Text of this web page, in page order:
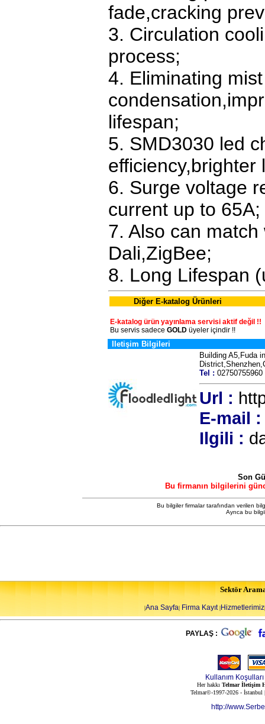
fade,cracking
3. Circulation
process;
4. Eliminating
lifespan;
5. SMD3030 led
efficiency,brighter
6. Surge voltage
current up to 65A;
7. Also can
Dali,ZigBee;
8. Long Lifespan
Diğer E-katalog Ürünleri
E-katalog ürün yayınlama servisi aktif değil !!
Bu servis sadece GOLD üyeler içindir !!
Iletişim Bilgileri
Building A5,Fuda
Tel :
Url :
E-mail :
Ilgili :
Son
Bu firmanın bilgilerini
Bu bilgiler firmalar tarafından verilen
Ayrıca bu
Sektör
|Ana Sayfa| Firma Kayıt|Hizmetlerimiz|
PAYLAŞ :
Kullanım Koşulları
Her hakkı Telmar İletişim
Telmar©-1997-2026 -
http://